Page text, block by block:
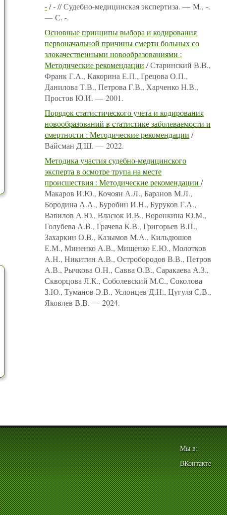
-/ - // Судебно-медицинская экспертиза. — М., -.
— С. -.
Основные принципы выбора и кодирования
первоначальной причины смерти больных со
злокачественными новообразованиями :
Методические рекомендации / Старинский В.В.,
Франк Г.А., Какорина Е.П., Грецова О.П.,
Данилова Т.В., Петрова Г.В., Харченко Н.В.,
Простов Ю.И. — 2001.
Порядок статистического учета и кодирования
новообразований в статистике заболеваемости и
смертности : Методические рекомендации /
Вайсман Д.Ш. — 2022.
Методика участия судебно-медицинского
эксперта в осмотре трупа на месте
происшествия : Методические рекомендации /
Макаров И.Ю., Кочоян А.Л., Баранов М.Л.,
Бородина А.А., Буробин И.Н., Буруков Г.А.,
Вавилов А.Ю., Власюк И.В., Воронкина Ю.М.,
Голубева А.В., Грачева К.В., Григорьев В.П.,
Захаркин О.В., Казымов М.А., Кильдюшов
Е.М., Миненко А.В., Мищенко Е.Ю., Молотков
А.Н., Никитин А.В., Остробородов В.В., Петров
А.В., Рычкова О.Н., Савва О.В., Саракаева А.З.,
Скворцова Л.К., Соболевский М.С., Соколова
З.Ю., Туманов Э.В., Услонцев Д.Н., Цугуля С.В.,
Яковлев В.В. — 2024.
Мы в:
ВКонтакте